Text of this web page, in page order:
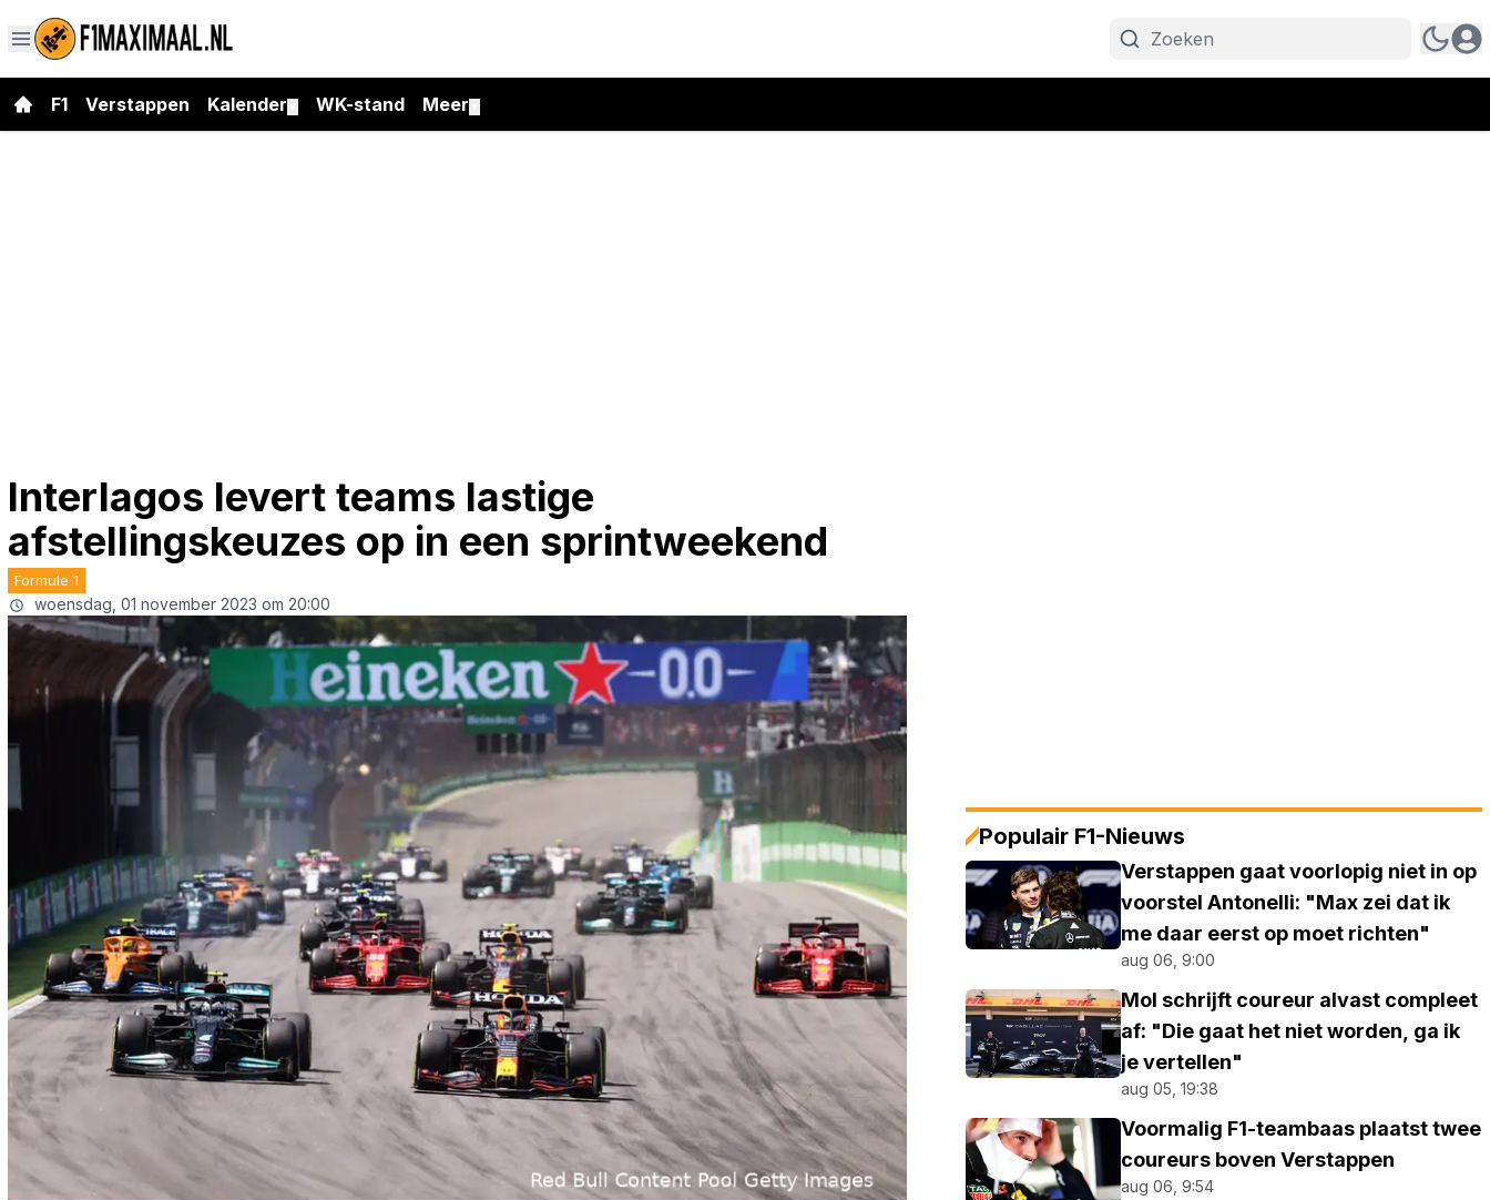
F1 Verstappen Kalender WK-stand Meer
Interlagos levert teams lastige
afstellingskeuzes op in een sprintweekend
Formule 1
woensdag, 01 november 2023 om 20:00
Populair F1-Nieuws
Verstappen gaat voorlopig niet in op
voorstel Antonelli: "Max zei dat ik
me daar eerst op moet richten"
aug 06, 9:00
Mol schrijft coureur alvast compleet
af: "Die gaat het niet worden, ga ik
je vertellen"
aug 05, 19:38
Voormalig F1-teambaas plaatst twee
coureurs boven Verstappen
aug 06, 9:54